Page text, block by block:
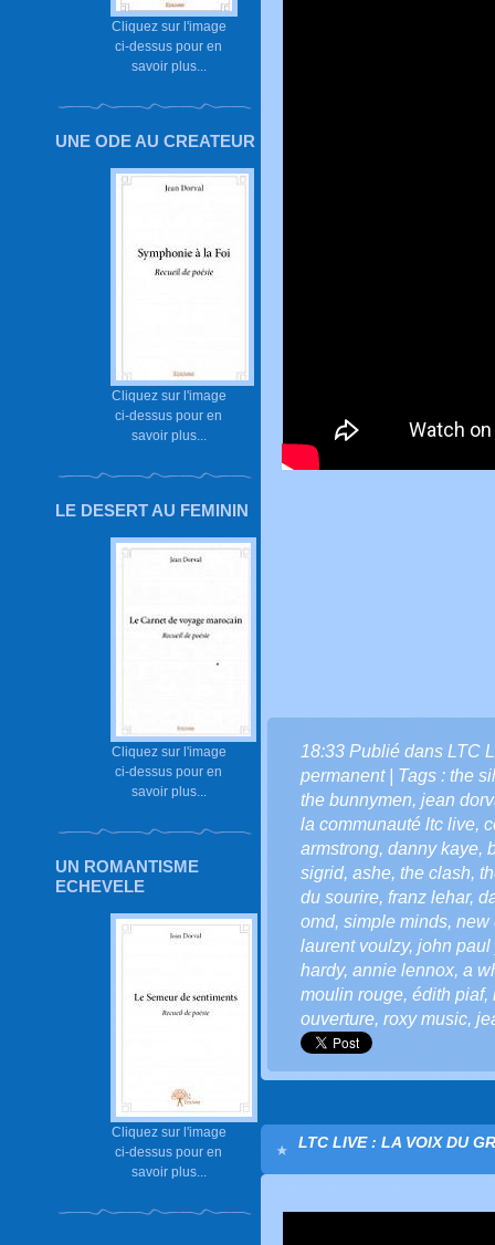
Cliquez sur l'image
ci-dessus pour en
savoir plus...
UNE ODE AU CREATEUR
Cliquez sur l'image
ci-dessus pour en
savoir plus...
LE DESERT AU FEMININ
Cliquez sur l'image
ci-dessus pour en
savoir plus...
UN ROMANTISME
ECHEVELE
Cliquez sur l'image
ci-dessus pour en
savoir plus...
18:33 Publié dans LTC
permanent| Tags : the
the bunnymen, jean
la communauté ltc live,
armstrong, danny kaye,
sigrid, ashe, the clash,
du sourire, franz lehar,
omd, simple minds, new
laurent voulzy, john paul
hardy, annie lennox, a
moulin rouge, édith piaf,
ouverture, roxy music,
LTC LIVE : LA VOIX DU